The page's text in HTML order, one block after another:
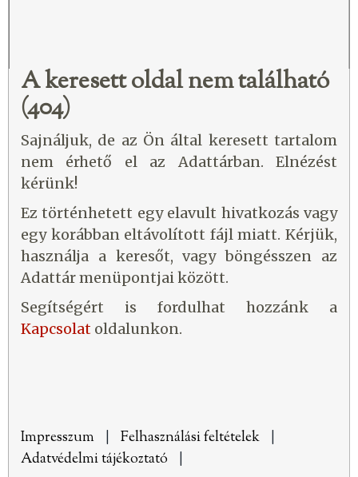
A keresett oldal nem található
(404)
Sajnáljuk, de az Ön által keresett tartalom
nem érhető el az Adattárban. Elnézést
kérünk!
Ez történhetett egy elavult hivatkozás vagy
egy korábban eltávolított fájl miatt. Kérjük,
használja a keresőt, vagy böngésszen az
Adattár menüpontjai között.
Segítségért is fordulhat hozzánk a
Kapcsolat oldalunkon.
Impresszum Felhasználási feltételek
Adatvédelmi tájékoztató